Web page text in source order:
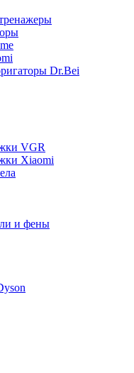
Dr.Bei
VGR
Xiaomi
и фены